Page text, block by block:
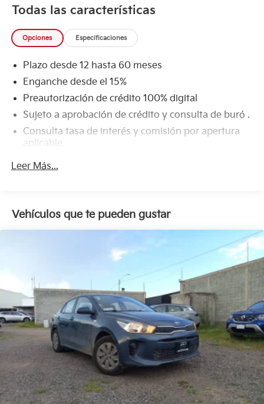
Todas las características
Opciones Especificaciones
Plazo desde 12 hasta 60 meses
Enganche desde el 15%
Preautorización de crédito 100% digital
Sujeto a aprobación de crédito y consulta de buró .
Consulta tasa de interés y comisión por apertura
aplicable.
Leer Más...
Vehículos que te pueden gustar